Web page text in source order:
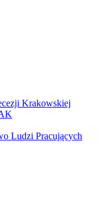
Krakowskiej
Ludzi Pracujących